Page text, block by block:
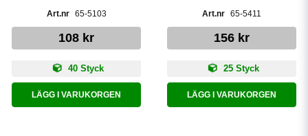
65-5103
108 kr
40 Styck
LÄGG I VARUKORGEN
65-5411
156 kr
25 Styck
LÄGG I VARUKORGEN